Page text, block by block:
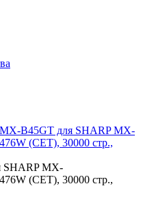
SHARP MX­-
(CET), 30000 стр.,